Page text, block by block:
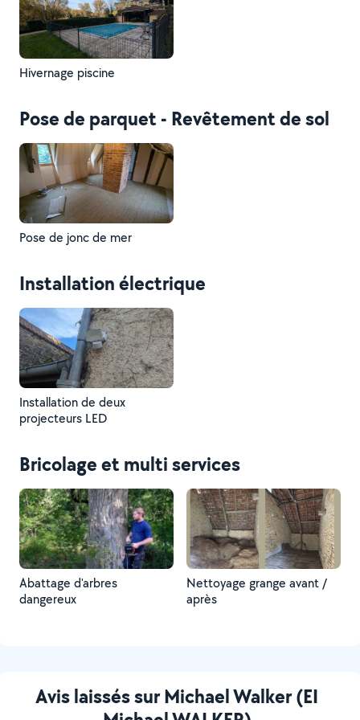
Hivernage piscine
Pose de parquet - Revêtement de sol
Pose de jonc de mer
Installation électrique
Installation de deux
projecteurs LED
Bricolage et multi services
Abattage d'arbres
dangereux
Nettoyage grange avant /
après
Avis laissés sur Michael Walker (EI